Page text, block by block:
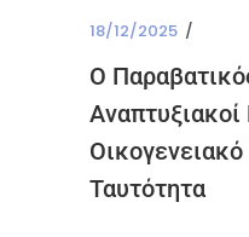
18/12/2025
Ο
Ταυτότητα